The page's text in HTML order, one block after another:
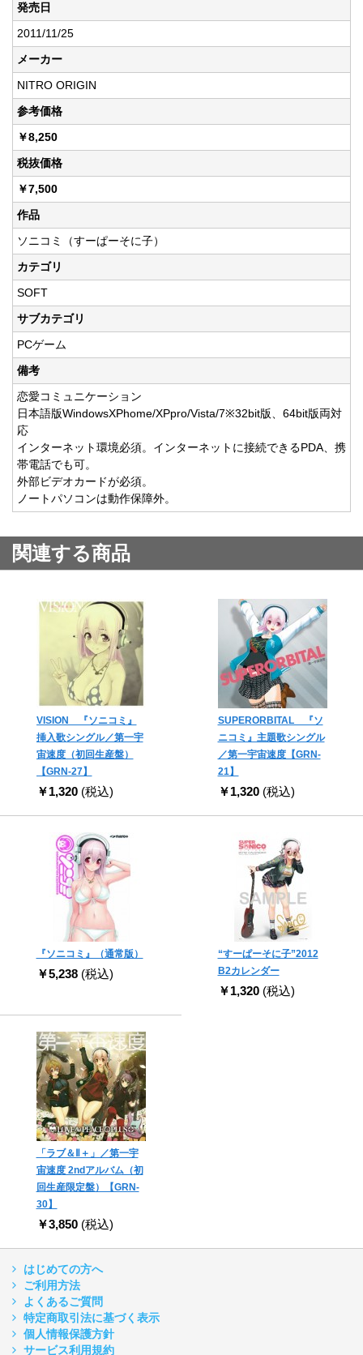
発売日
2011/11/25
メーカー
NITRO ORIGIN
参考価格
￥8,250
税抜価格
￥7,500
作品
ソニコミ（すーぱーそに子）
カテゴリ
SOFT
サブカテゴリ
PCゲーム
備考
恋愛コミュニケーション
日本語版WindowsXPhome/XPpro/Vista/7※32bit版、64bit版両対
応
インターネット環境必須。インターネットに接続できるPDA、携
帯電話でも可。
外部ビデオカードが必須。
ノートパソコンは動作保障外。
関連する商品
VISION 『ソニコミ』
挿入歌シングル／第一宇
宙速度（初回生産盤）
【GRN-27】
￥1,320 (税込)
SUPERORBITAL 『ソ
ニコミ』主題歌シングル
／第一宇宙速度【GRN-
21】
￥1,320 (税込)
『ソニコミ』（通常版）
￥5,238 (税込)
“すーぱーそに子”2012
B2カレンダー
￥1,320 (税込)
「ラブ＆Ⅱ＋」／第一宇
宙速度 2ndアルバム（初
回生産限定盤）【GRN-
30】
￥3,850 (税込)
はじめての方へ
ご利用方法
よくあるご質問
特定商取引法に基づく表示
個人情報保護方針
サービス利用規約